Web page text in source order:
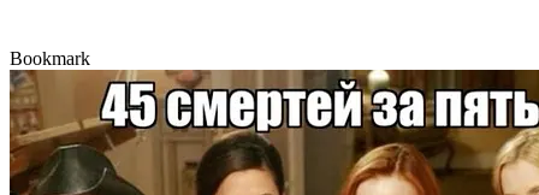
Bookmark